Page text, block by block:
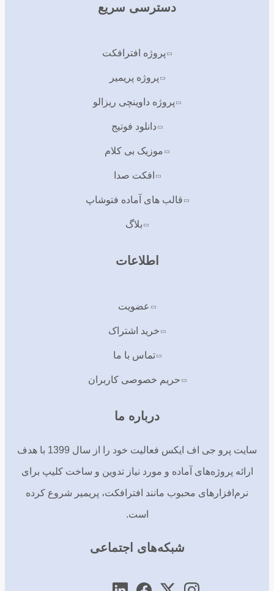
دسترسی سریع
پروژه افترافکت
پروژه پریمیر
پروژه داوینچی ریزالو
دانلود فوتیج
موزیک بی کلام
افکت صدا
قالب های آماده فتوشاپ
بلاگ
اطلاعات
عضویت
خرید اشتراک
تماس با ما
حریم خصوصی کاربران
درباره ما
سایت پرو جی اف ایکس فعالیت خود را از سال 1399 با هدف
ارائه پروژه‌های آماده و مورد نیاز تدوین و ساخت کلیپ برای
نرم‌افزارهای محبوب مانند افترافکت، پریمیر شروع کرده
است.
شبکه‌های اجتماعی